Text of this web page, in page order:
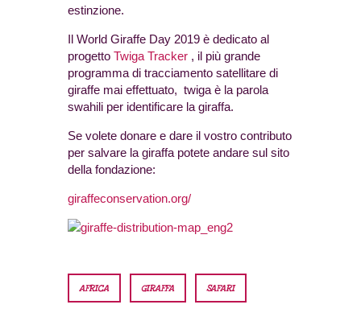
estinzione.
Il World Giraffe Day 2019 è dedicato al
progetto Twiga Tracker , il più grande
programma di tracciamento satellitare di
giraffe mai effettuato, twiga è la parola
swahili per identificare la giraffa.
Se volete donare e dare il vostro contributo
per salvare la giraffa potete andare sul sito
della fondazione:
giraffeconservation.org/
AFRICA GIRAFFA SAFARI